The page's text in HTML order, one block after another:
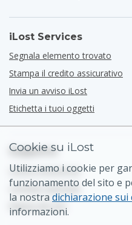
iLost Services
Segnala elemento trovato
Stampa il credito assicurativo
Invia un avviso iLost
Etichetta i tuoi oggetti
Supporto
Centro Assistenza
Contatto generale
Mappa del sito
Cookie su iLost
Utilizziamo i cookie per
funzionamento del sito e
la nostra dichiarazione sui
informazioni.